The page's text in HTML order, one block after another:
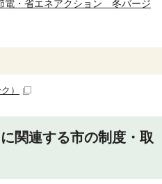
電・省エネアクション 冬バージ
）
関連する市の制度・取